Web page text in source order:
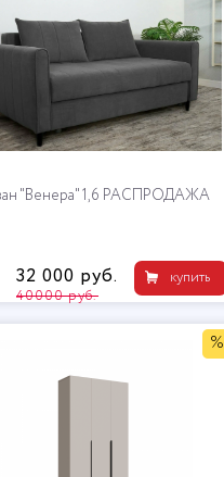
"Венера" 1,6 РАСПРОДАЖА
купить
32 000 руб.
40000 руб.
%